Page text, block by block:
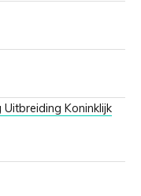
Koninklijk